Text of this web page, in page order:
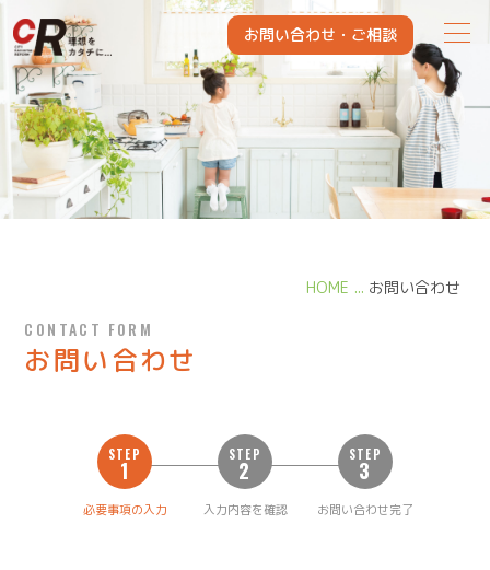
CITY KAIHATSU REFORM
お問い合わせ・ ご相談
HOME お問い合わせ
CONTACT FORM
お問い合わせ
STEP
1
必要事項の入力
STEP
2
入力内容を確認
STEP
3
お問い合わせ完了